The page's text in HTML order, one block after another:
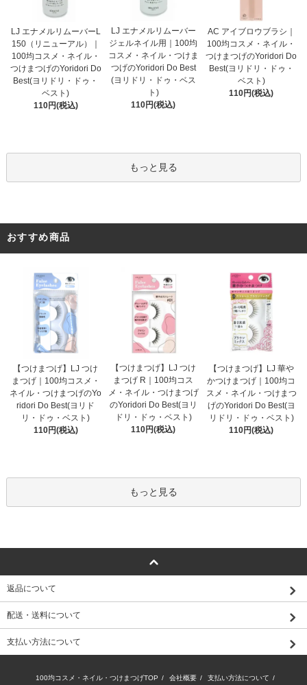
LJ エナメルリムーバーL
150（リニューアル）｜
100均コスメ・ネイル・
つけまつげのYoridori Do
Best(ヨリドリ・ドゥ・
ベスト)
110円(税込)
LJ エナメルリムーバー
ジェルネイル用｜100均
コスメ・ネイル・つけま
つげのYoridori Do Best
(ヨリドリ・ドゥ・ベス
ト)
110円(税込)
AC アイブロウブラシ｜
100均コスメ・ネイル・
つけまつげのYoridori Do
Best(ヨリドリ・ドゥ・
ベスト)
110円(税込)
もっと見る
おすすめ商品
【つけまつげ】LJ つけ
まつげ｜100均コスメ・
ネイル・つけまつげのYo
ridori Do Best(ヨリド
リ・ドゥ・ベスト)
110円(税込)
【つけまつげ】LJ つけ
まつげ R｜100均コス
メ・ネイル・つけまつげ
のYoridori Do Best(ヨリ
ドリ・ドゥ・ベスト)
110円(税込)
【つけまつげ】LJ 華や
かつけまつげ｜100均コ
スメ・ネイル・つけまつ
げのYoridori Do Best(ヨ
リドリ・ドゥ・ベスト)
110円(税込)
もっと見る
返品について
配送・送料について
支払い方法について
100均コスメ・ネイル・つけまつげTOP / 会社概要 / 支払い方法について /